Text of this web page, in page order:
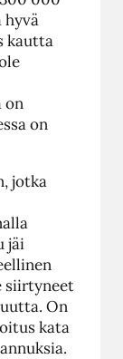
hyvä
kautta
on
on
jotka
jäi
siirtyneet
On
kata